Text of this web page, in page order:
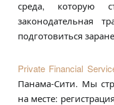
среда, которую
законодательная
подготовиться
Private Financial
Панама-Сити. Мы
на месте: